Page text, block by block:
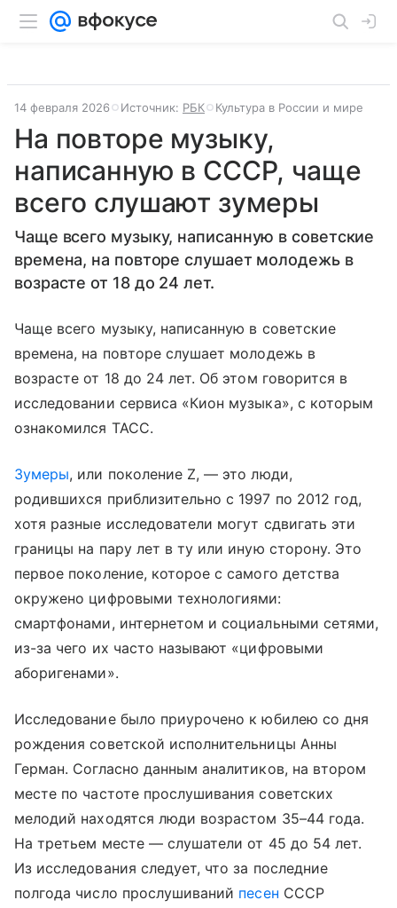
14 февраля 2026 Источник: РБК Культура в России и мире
На повторе музыку,
написанную в СССР, чаще
всего слушают зумеры
Чаще всего музыку, написанную в советские
времена, на повторе слушает молодежь в
возрасте от 18 до 24 лет.
Чаще всего музыку, написанную в советские
времена, на повторе слушает молодежь в
возрасте от 18 до 24 лет. Об этом говорится в
исследовании сервиса «Кион музыка», с которым
ознакомился ТАСС.
Зумеры, или поколение Z, — это люди,
родившихся приблизительно с 1997 по 2012 год,
хотя разные исследователи могут сдвигать эти
границы на пару лет в ту или иную сторону. Это
первое поколение, которое с самого детства
окружено цифровыми технологиями:
смартфонами, интернетом и социальными сетями,
из-за чего их часто называют «цифровыми
аборигенами».
Исследование было приурочено к юбилею со дня
рождения советской исполнительницы Анны
Герман. Согласно данным аналитиков, на втором
месте по частоте прослушивания советских
мелодий находятся люди возрастом 35–44 года.
На третьем месте — слушатели от 45 до 54 лет.
Из исследования следует, что за последние
полгода число прослушиваний песен СССР